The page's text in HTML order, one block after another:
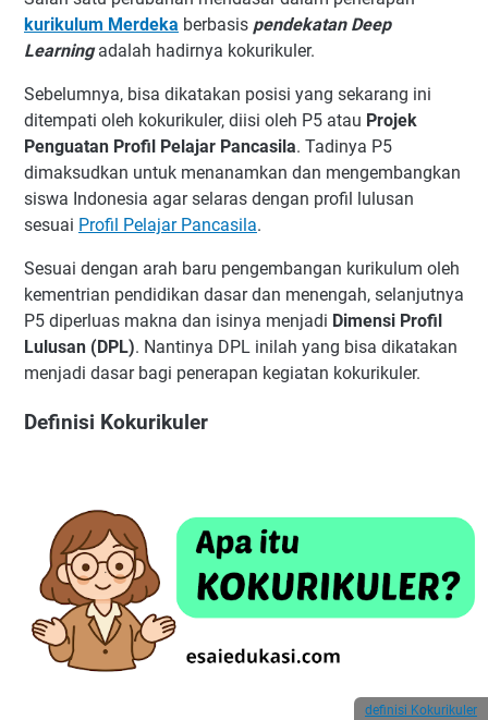
kurikulum Merdeka berbasis pendekatan Deep
Learningadalah hadirnya kokurikuler.
Sebelumnya, bisa dikatakan posisi yang sekarang ini
ditempati oleh kokurikuler, diisi oleh P5 atau Projek
Penguatan Profil Pelajar Pancasila. Tadinya P5
dimaksudkan untuk menanamkan dan mengembangkan
siswa Indonesia agar selaras dengan profil lulusan
sesuai Profil Pelajar Pancasila.
Sesuai dengan arah baru pengembangan kurikulum oleh
kementrian pendidikan dasar dan menengah, selanjutnya
P5 diperluas makna dan isinya menjadi Dimensi Profil
Lulusan (DPL). Nantinya DPL inilah yang bisa dikatakan
menjadi dasar bagi penerapan kegiatan kokurikuler.
Definisi Kokurikuler
definisi Kokurikuler